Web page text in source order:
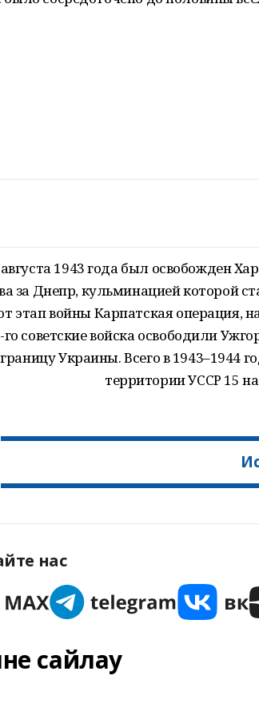
1943 года был освобожден
за Днепр, кульминацией которой
этап войны Карпатская операция,
го советские войска освободили
границу Украины. Всего в 1943–1944
территории УССР 15
нас
сайлау